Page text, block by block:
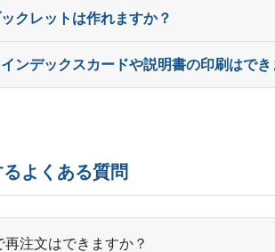
クレットは作れますか？
ンデックスカードや説明書の印刷はでき
よくある質問
再注文はできますか？